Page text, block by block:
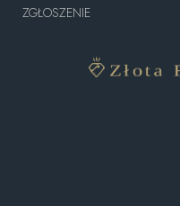
ZGŁOSZENIE